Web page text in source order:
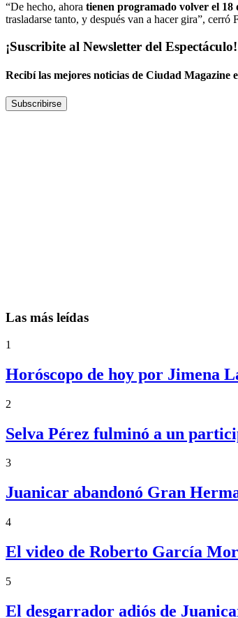
“De hecho, ahora tienen programado volver el 18
trasladarse tanto, y después van a hacer gira”,
¡Suscribite al Newsletter del Espectáculo!
Recibí las mejores noticias de Ciudad Magazine
Subscribirse
Las más leídas
1
Horóscopo de hoy por Jimena
2
Selva Pérez fulminó a un
3
Juanicar abandonó Gran
4
El video de Roberto García
5
El desgarrador adiós de